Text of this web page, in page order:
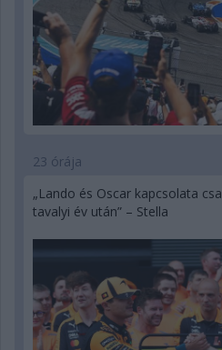
23 órája
„Lando és Oscar kapcsolata
tavalyi év után” – Stella